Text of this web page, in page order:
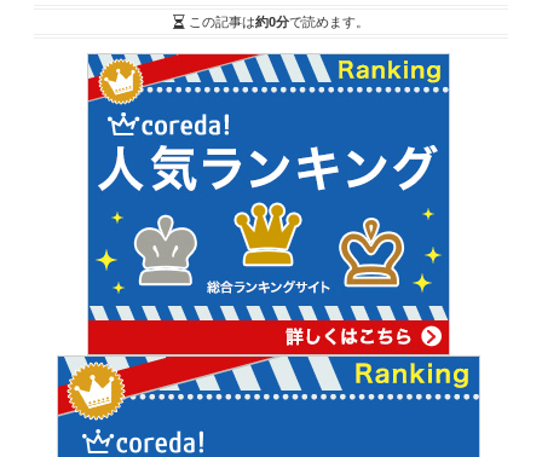
この記事は約0分で読めます。